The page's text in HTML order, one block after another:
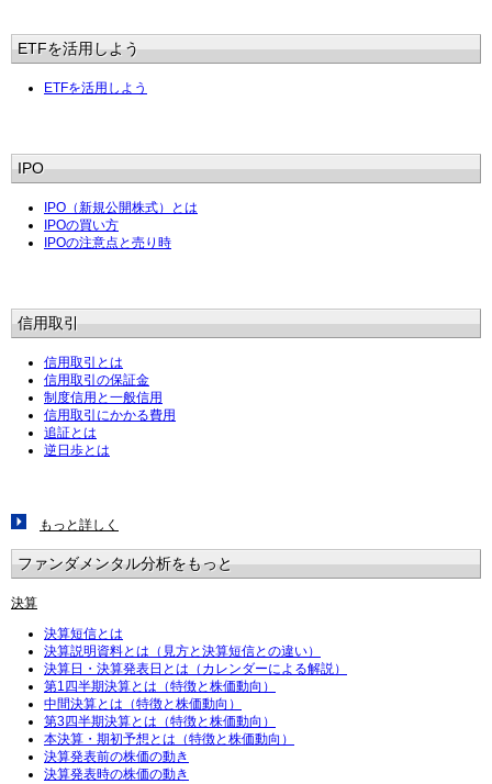
ETFを活用しよう
ETFを活用しよう
IPO
IPO（新規公開株式）とは
IPOの買い方
IPOの注意点と売り時
信用取引
信用取引とは
信用取引の保証金
制度信用と一般信用
信用取引にかかる費用
追証とは
逆日歩とは
もっと詳しく
ファンダメンタル分析をもっと
決算
決算短信とは
決算説明資料とは（見方と決算短信との違い）
決算日・決算発表日とは（カレンダーによる解説）
第1四半期決算とは（特徴と株価動向）
中間決算とは（特徴と株価動向）
第3四半期決算とは（特徴と株価動向）
本決算・期初予想とは（特徴と株価動向）
決算発表前の株価の動き
決算発表時の株価の動き